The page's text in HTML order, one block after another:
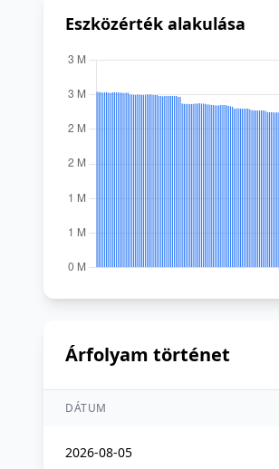
Eszközérték alakulása
Árfolyam történet
DÁTUM
2026-08-05